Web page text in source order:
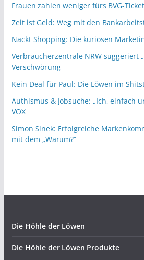
Frauen zahlen weniger fürs BVG-Ticket
Zeit ist Geld: Weg mit den
Nackt Shopping: Die kuriosen
Verbraucherzentrale NRW suggeriert
Verschwörung
Kein Deal für Paul: Die Löwen im
Authismus & Jobsuche: „Ich, einfach
VOX
Simon Sinek: Erfolgreiche
mit dem „Warum?“
Die Höhle der Löwen
Die Höhle der Löwen Produkte